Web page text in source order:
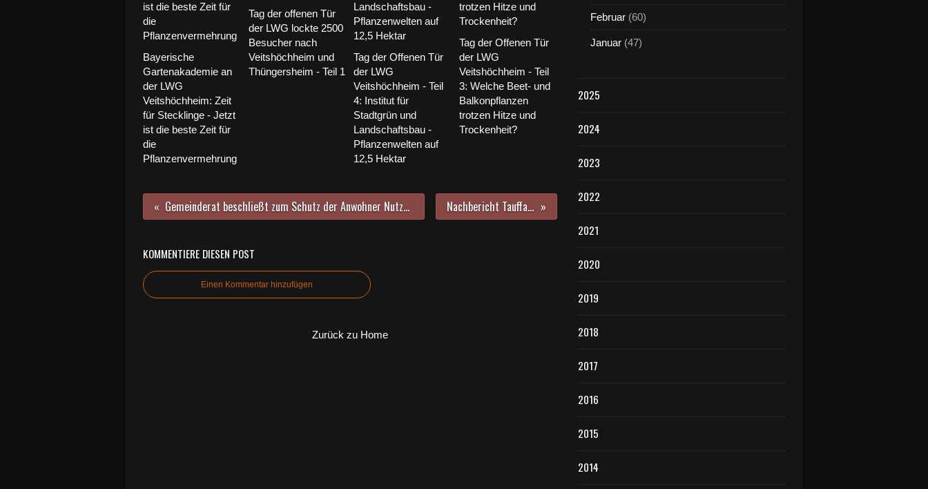
Bayerische
Gartenakademie an
der LWG
Veitshöchheim: Zeit
für Stecklinge - Jetzt
ist die beste Zeit für
die
Pflanzenvermehrung
Tag der offenen Tür
der LWG lockte 2500
Besucher nach
Veitshöchheim und
Thüngersheim - Teil 1
Tag der Offenen Tür
der LWG
Veitshöchheim - Teil
4: Institut für
Stadtgrün und
Landschaftsbau -
Pflanzenwelten auf
12,5 Hektar
Tag der Offenen Tür
der LWG
Veitshöchheim - Teil
3: Welche Beet- und
Balkonpflanzen
trotzen Hitze und
Trockenheit?
Gemeinderat beschließt zum Schutz der Anwohner Nutzungszeiten für den öffentlichen Kunstrasenplatz des SVV - Störfaktor vor allem überlaute Musik Nachbericht Tauffamilientreffen im Kuratiepfarrzentrum
KOMMENTIERE DIESEN POST
Einen Kommentar hinzufügen
Zurück zu Home
Februar (60)
Januar (47)
2025
2024
2023
2022
2021
2020
2019
2018
2017
2016
2015
2014